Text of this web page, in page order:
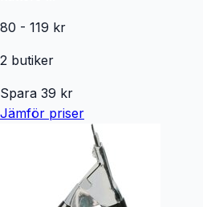
80 - 119 kr
2 butiker
Spara 39 kr
Jämför priser